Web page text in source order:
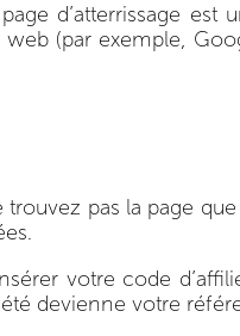
d’atterrissage est
(par exemple,
trouvez pas la page
votre code
devienne votre